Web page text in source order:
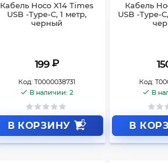
Кабель Hoco X14 Times
USB -Type-C, 1 метр,
черный
199 ₽
Код: Т0000038731
В наличии: 2
В КОРЗИНУ
Кабель
USB -Type-
Код:
В
В